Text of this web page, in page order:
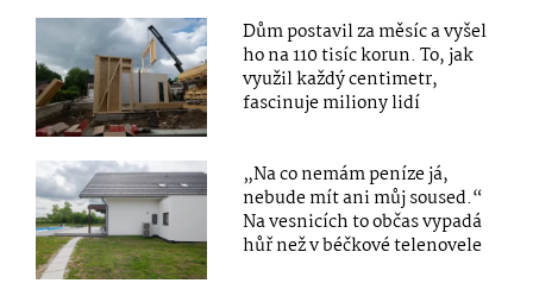
Dům postavil za měsíc a vyšel
ho na 110 tisíc korun. To, jak
využil každý centimetr,
fascinuje miliony lidí
„Na co nemám peníze já,
nebude mít ani můj soused.“
Na vesnicích to občas vypadá
hůř než v béčkové telenovele